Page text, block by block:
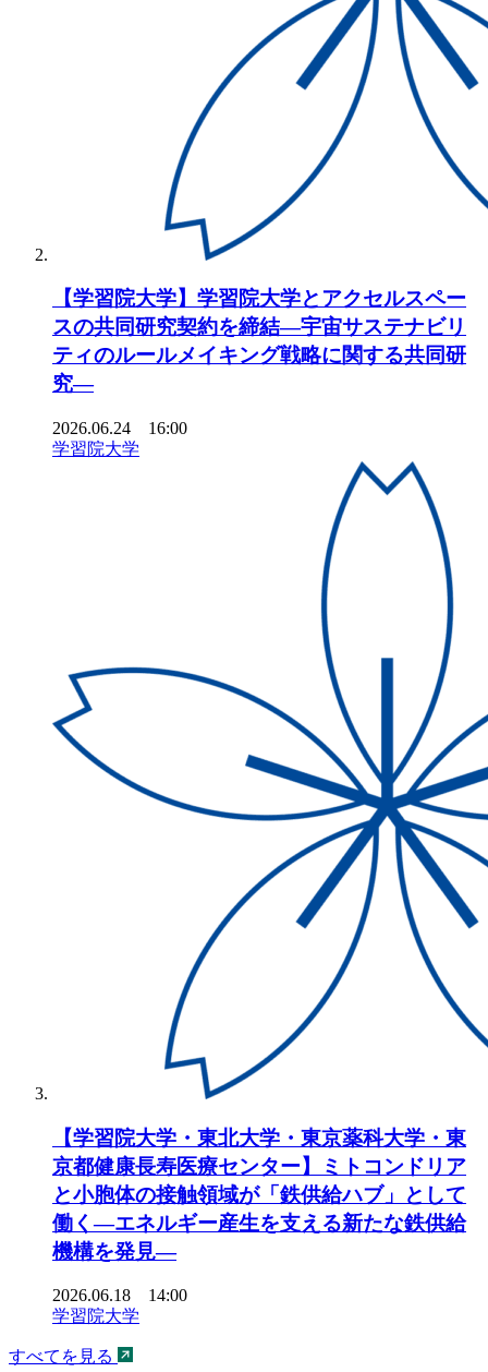
【学習院大学】学習院大学とアクセルスペー
スの共同研究契約を締結―宇宙サステナビリ
ティのルールメイキング戦略に関する共同研
究―
2026.06.24 16:00
学習院大学
【学習院大学・東北大学・東京薬科大学・東
京都健康長寿医療センター】ミトコンドリア
と小胞体の接触領域が「鉄供給ハブ」として
働く―エネルギー産生を支える新たな鉄供給
機構を発見―
2026.06.18 14:00
学習院大学
すべてを見る